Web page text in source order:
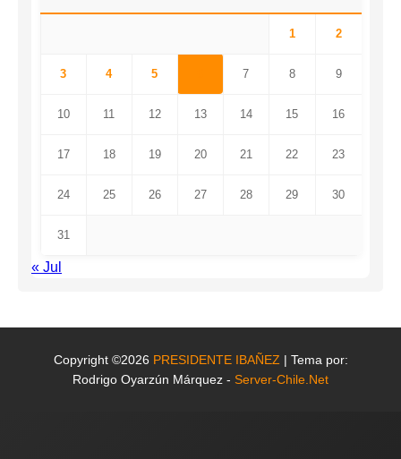
1 2
3 4 5 7 8 9
10 11 12 13 14 15 16
17 18 19 20 21 22 23
24 25 26 27 28 29 30
31
« Jul
Copyright ©2026 PRESIDENTE IBAÑEZ | Tema por:
Rodrigo Oyarzún Márquez - Server-Chile.Net